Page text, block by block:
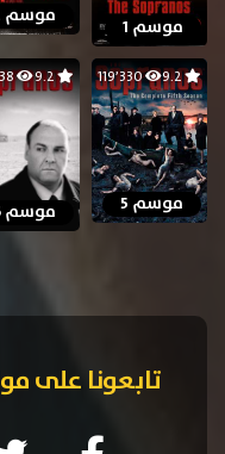
موسم 1 موسم 2
9.2 119٬330
موسم 5
9.2 99٬438
موسم 6
تابعونا على